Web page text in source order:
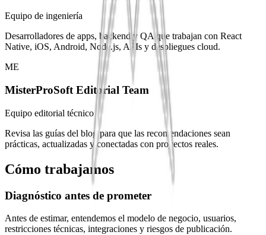
Equipo de ingeniería
Desarrolladores de apps, backend y QA que trabajan con React
Native, iOS, Android, Node.js, APIs y despliegues cloud.
ME
MisterProSoft Editorial Team
Equipo editorial técnico
Revisa las guías del blog para que las recomendaciones sean
prácticas, actualizadas y conectadas con proyectos reales.
Cómo trabajamos
Diagnóstico antes de prometer
Antes de estimar, entendemos el modelo de negocio, usuarios,
restricciones técnicas, integraciones y riesgos de publicación.